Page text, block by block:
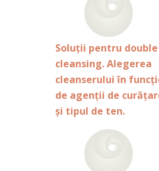
Soluții pentru double
cleansing. Alegerea
cleanserului în
de agenții de
și tipul de ten.